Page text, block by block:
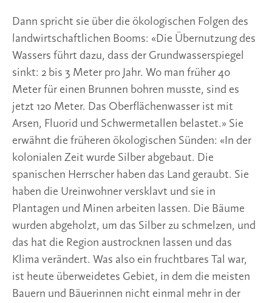
Dann spricht sie über die ökologischen Folgen des
landwirtschaftlichen Booms: «Die Übernutzung des
Wassers führt dazu, dass der Grundwasserspiegel
sinkt: 2 bis 3 Meter pro Jahr. Wo man früher 40
Meter für einen Brunnen bohren musste, sind es
jetzt 120 Meter. Das Oberflächenwasser ist mit
Arsen, Fluorid und Schwermetallen belastet.» Sie
erwähnt die früheren ökologischen Sünden: «In der
kolonialen Zeit wurde Silber abgebaut. Die
spanischen Herrscher haben das Land geraubt. Sie
haben die Ureinwohner versklavt und sie in
Plantagen und Minen arbeiten lassen. Die Bäume
wurden abgeholzt, um das Silber zu schmelzen, und
das hat die Region austrocknen lassen und das
Klima verändert. Was also ein fruchtbares Tal war,
ist heute überweidetes Gebiet, in dem die meisten
Bauern und Bäuerinnen nicht einmal mehr in der